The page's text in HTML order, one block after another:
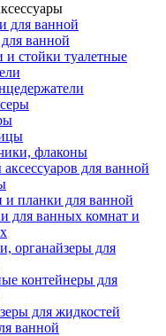
для ванной
ванной
стойки туалетные
флаконы
для ванной
планки для ванной
для ванных комнат и
органайзеры для
контейнеры для
для жидкостей
ванной